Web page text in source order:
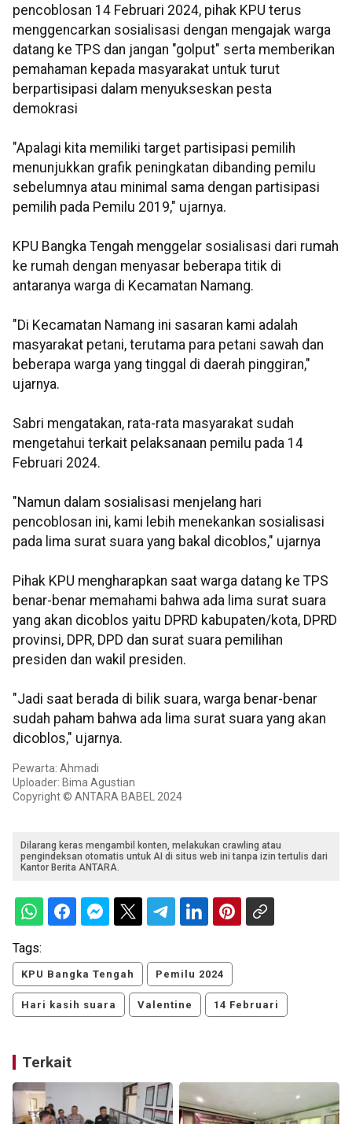
pencoblosan 14 Februari 2024, pihak KPU terus
menggencarkan sosialisasi dengan mengajak warga
datang ke TPS dan jangan "golput" serta memberikan
pemahaman kepada masyarakat untuk turut
berpartisipasi dalam menyukseskan pesta
demokrasi
"Apalagi kita memiliki target partisipasi pemilih
menunjukkan grafik peningkatan dibanding pemilu
sebelumnya atau minimal sama dengan partisipasi
pemilih pada Pemilu 2019," ujarnya.
KPU Bangka Tengah menggelar sosialisasi dari rumah
ke rumah dengan menyasar beberapa titik di
antaranya warga di Kecamatan Namang.
"Di Kecamatan Namang ini sasaran kami adalah
masyarakat petani, terutama para petani sawah dan
beberapa warga yang tinggal di daerah pinggiran,"
ujarnya.
Sabri mengatakan, rata-rata masyarakat sudah
mengetahui terkait pelaksanaan pemilu pada 14
Februari 2024.
"Namun dalam sosialisasi menjelang hari
pencoblosan ini, kami lebih menekankan sosialisasi
pada lima surat suara yang bakal dicoblos," ujarnya
Pihak KPU mengharapkan saat warga datang ke TPS
benar-benar memahami bahwa ada lima surat suara
yang akan dicoblos yaitu DPRD kabupaten/kota, DPRD
provinsi, DPR, DPD dan surat suara pemilihan
presiden dan wakil presiden.
"Jadi saat berada di bilik suara, warga benar-benar
sudah paham bahwa ada lima surat suara yang akan
dicoblos," ujarnya.
Pewarta: Ahmadi
Uploader: Bima Agustian
Copyright © ANTARA BABEL 2024
Dilarang keras mengambil konten, melakukan crawling atau
pengindeksan otomatis untuk AI di situs web ini tanpa izin tertulis dari
Kantor Berita ANTARA.
Tags:
KPU Bangka Tengah Pemilu 2024
Hari kasih suara Valentine 14 Februari
Terkait